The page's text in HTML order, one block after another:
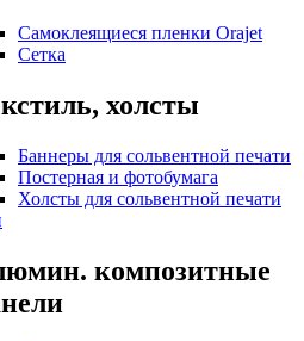
Самоклеящиеся пленки Orajet
Сетка
холсты
Баннеры для сольвентной печати
Постерная и фотобумага
Холсты для сольвентной печати
композитные